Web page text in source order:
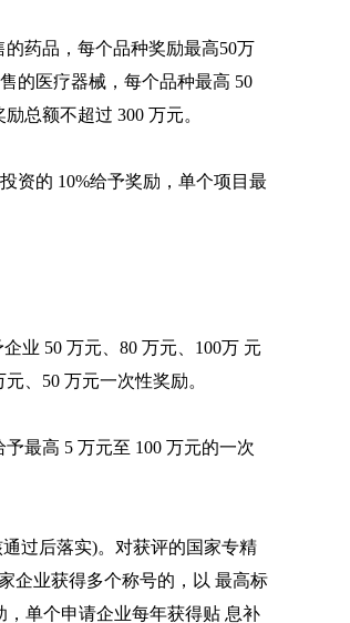
药品，每个品种奖励最高50万
的医疗器械，每个品种最高 50
总额不超过 300 万元。
资的 10%给予奖励，单个项目最
业 50 万元、80 万元、100万 元
、50 万元一次性奖励。
最高 5 万元至 100 万元的一次
过后落实)。对获评的国家专精
企业获得多个称号的，以 最高标
单个申请企业每年获得贴 息补